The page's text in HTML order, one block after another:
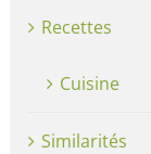
Recettes
Cuisine
Similarités